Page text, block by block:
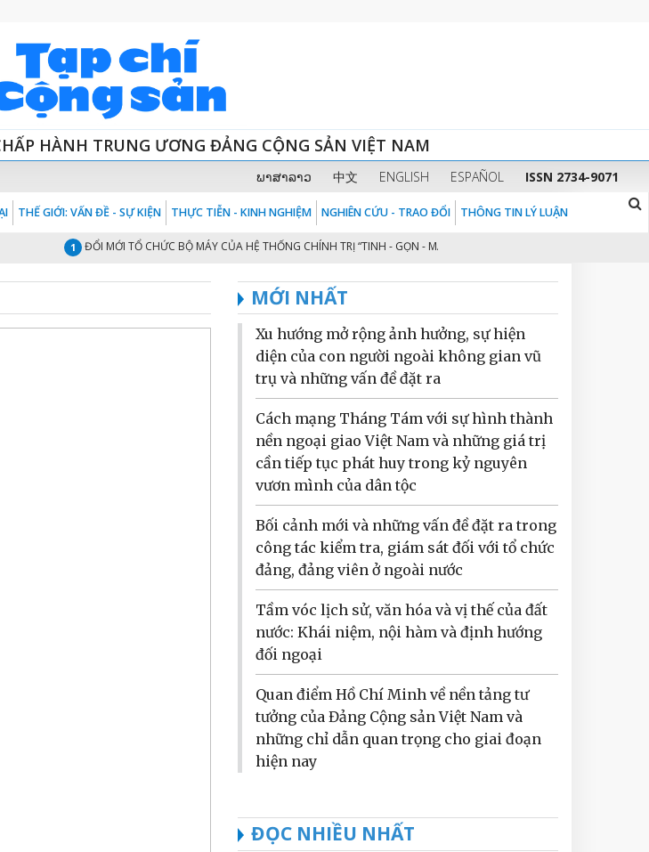
HÀNH TRUNG ƯƠNG ĐẢNG CỘNG SẢN VIỆT NAM
ພາສາລາວ 中文 ENGLISH ESPAÑOL ISSN 2734-9071
THẾ GIỚI: VẤN ĐỀ - SỰ KIỆN THỰC TIỄN - KINH NGHIỆM NGHIÊN CỨU - TRAO ĐỔI THÔNG TIN LÝ LUẬN
ĐỔI MỚI TỔ CHỨC BỘ MÁY CỦA HỆ THỐNG CHÍNH TRỊ “TINH - GỌN - MẠNH - HIỆU NĂNG - HIỆU LỰC - HIỆU QUẢ”
MỚI NHẤT
Xu hướng mở rộng ảnh hưởng, sự hiện
diện của con người ngoài không gian vũ
trụ và những vấn đề đặt ra
Cách mạng Tháng Tám với sự hình thành
nền ngoại giao Việt Nam và những giá trị
cần tiếp tục phát huy trong kỷ nguyên
vươn mình của dân tộc
Bối cảnh mới và những vấn đề đặt ra trong
công tác kiểm tra, giám sát đối với tổ chức
đảng, đảng viên ở ngoài nước
Tầm vóc lịch sử, văn hóa và vị thế của đất
nước: Khái niệm, nội hàm và định hướng
đối ngoại
Quan điểm Hồ Chí Minh về nền tảng tư
tưởng của Đảng Cộng sản Việt Nam và
những chỉ dẫn quan trọng cho giai đoạn
hiện nay
ĐỌC NHIỀU NHẤT